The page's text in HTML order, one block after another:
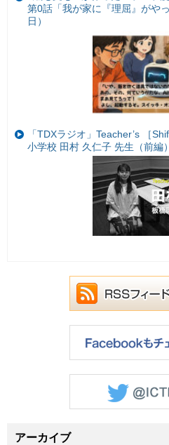
第0話「我が家に『理屈』がや
日）
「TDXラジオ」Teacher’s ［
小学校 田村 久仁子 先生（前編
アーカイブ